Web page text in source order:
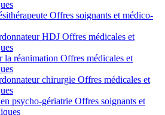
Offres soignants et médico-
HDJ Offres médicales et
la réanimation Offres médicales et
chirurgie Offres médicales et
psycho-gériatrie Offres soignants et